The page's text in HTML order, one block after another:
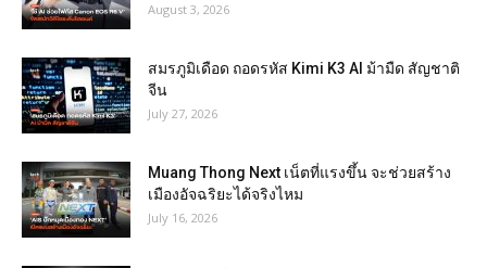
August 3, 2026
สมรภูมิเดือด ถอดรหัส Kimi K3 AI ม้ามืด สัญชาติ
จีน
July 27, 2026
Muang Thong Next เน็ตที่แรงขึ้น จะช่วยสร้าง
เมืองอัจฉริยะได้จริงไหม
July 16, 2026